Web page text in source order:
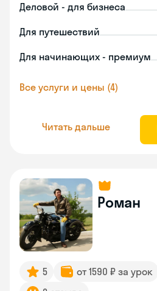
Деловой - для бизнеса
Для путешествий
Для начинающих - премиум
Все услуги и цены (4)
Читать дальше
Роман
5 от 1590 ₽ за урок